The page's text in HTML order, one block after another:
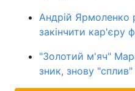
Андрій Ярмоленко
закінчити кар'єру
"Золотий м'яч"
зник, знову